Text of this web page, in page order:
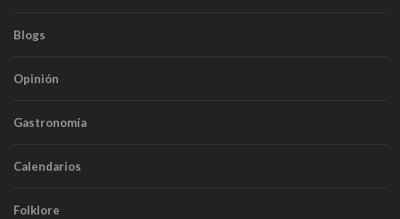
Blogs
Opinión
Gastronomía
Calendarios
Folklore